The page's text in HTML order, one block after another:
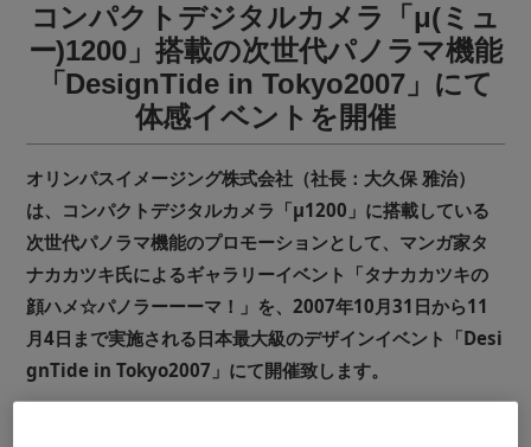
コンパクトデジタルカメラ「μ(ミュ
ー)1200」搭載の次世代パノラマ機能
「DesignTide in Tokyo2007」にて
体感イベントを開催
オリンパスイメージング株式会社（社長：大久保 雅治）
は、コンパクトデジタルカメラ「μ1200」に搭載している
次世代パノラマ機能のプロモーションとして、マンガ家タ
ナカカツキ氏によるギャラリーイベント「タナカカツキの
顔ハメ☆パノラーーーマ！」を、2007年10月31日から11
月4日まで実施される日本最大級のデザインイベント「Desi
gnTide in Tokyo2007」にて開催致します。